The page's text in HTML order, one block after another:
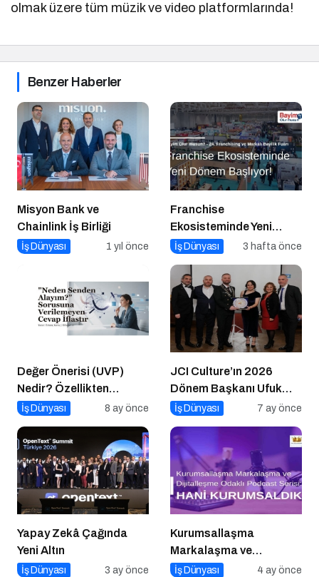
olmak üzere tüm müzik ve video platformlarında!
Benzer Haberler
Misyon Bank ve
Chainlink İş Birliği
İş Dünyası 1 yıl önce
Franchise
Ekosisteminde Yeni
Dönem Başlıyor: Bayim
İçin Geri Sayım!
İş Dünyası 3 hafta önce
Değer Önerisi (UVP)
Nedir? Özellikten
Faydaya Geçiş
İş Dünyası 8 ay önce
JCI Culture’ın 2026
Dönem Başkanı Ufuk
Can Ay Oldu
İş Dünyası 7 ay önce
Yapay Zekâ Çağında
Yeni Altın
İş Dünyası 3 ay önce
Kurumsallaşma
Markalaşma ve
Dijitalleşme Odaklı
İş Dünyası 4 ay önce